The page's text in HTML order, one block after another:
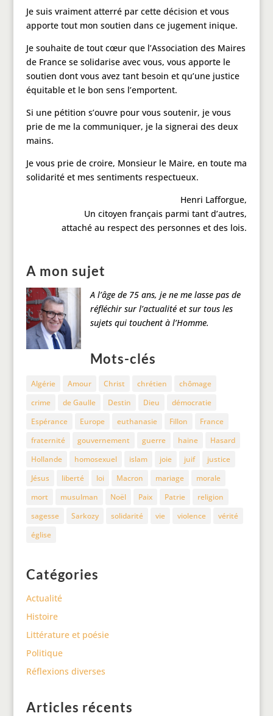
Je suis vraiment atterré par cette décision et vous
apporte tout mon soutien dans ce jugement inique.
Je souhaite de tout cœur que l’Association des Maires
de France se solidarise avec vous, vous apporte le
soutien dont vous avez tant besoin et qu’une justice
équitable et le bon sens l’emportent.
Si une pétition s’ouvre pour vous soutenir, je vous
prie de me la communiquer, je la signerai des deux
mains.
Je vous prie de croire, Monsieur le Maire, en toute ma
solidarité et mes sentiments respectueux.
Henri Lafforgue,
Un citoyen français parmi tant d’autres,
attaché au respect des personnes et des lois.
A mon sujet
A l’âge de 75 ans, je ne me lasse pas de
réfléchir sur l’actualité et sur tous les
sujets qui touchent à l’Homme.
Mots-clés
Algérie Amour Christ chrétien
chômage
crime
de Gaulle Destin Dieu
démocratie
Espérance
Europe euthanasie Fillon
France
fraternité
gouvernement guerre haine
Hasard
Hollande
homosexuel islam joie juif
justice
Jésus
liberté loi Macron mariage
morale
mort
musulman Noël Paix Patrie
religion
sagesse
Sarkozy solidarité vie violence
vérité
église
Catégories
Actualité
Histoire
Littérature et poésie
Politique
Réflexions diverses
Articles récents